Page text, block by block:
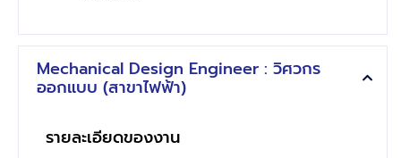
Mechanical Design Engineer : วิศวกร
ออกแบบ (สาขาไฟฟ้า)
รายละเอียดของงาน